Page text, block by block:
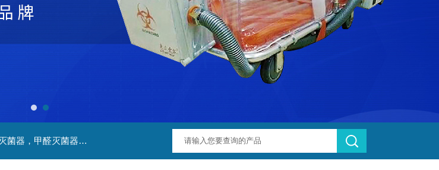
主营产品：净化工程，生物安全实验室，福尔马林熏蒸灭菌器，甲醛熏蒸灭菌器，甲醛灭菌器，灭菌器，不锈钢家具，不锈钢防爆酒精灯，污水处理系统，无火焰高温灭菌器，净化工程，百级恒温实验室，洁净工程，